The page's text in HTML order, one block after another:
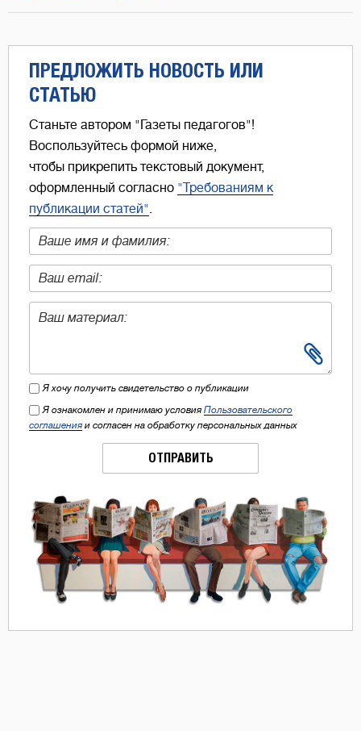
ПРЕДЛОЖИТЬ НОВОСТЬ ИЛИ
СТАТЬЮ
Станьте автором "Газеты педагогов"!
Воспользуйтесь формой ниже,
чтобы прикрепить текстовый документ,
оформленный согласно "Требованиям к
публикации статей"
Я хочу получить свидетельство о публикации
Я ознакомлен и принимаю условия Пользовательского
соглашения и согласен на обработку персональных данных
ОТПРАВИТЬ